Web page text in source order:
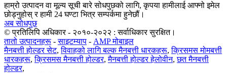
हाम्रो उत्पादन वा मूल्य सूची बारे सोधपुछको लागि, कृपया हामीलाई आफ्नो इमेल
छोड्नुहोस् र हामी 24 घण्टा भित्र सम्पर्कमा हुनेछौं।
अब सोधपुछ
© प्रतिलिपि अधिकार - २०१०-२०२२ : सर्वाधिकार सुरक्षित।
तातो उत्पादनहरू -साइटम्याप - AMP मोबाइल
मैनबत्ती होल्डर सेट,विवाहको लागि बल्क मैनबत्ती धारकहरू,क्रिसमस मोमबत्ती
धारकहरू,क्रिसमस मैनबत्ती होल्डर,मैनबत्ती होल्डर हेलोवीन,छत मैनबत्ती
होल्डर,